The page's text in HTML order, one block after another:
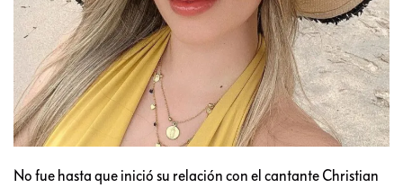
No fue hasta que inició su relación con el cantante Christian